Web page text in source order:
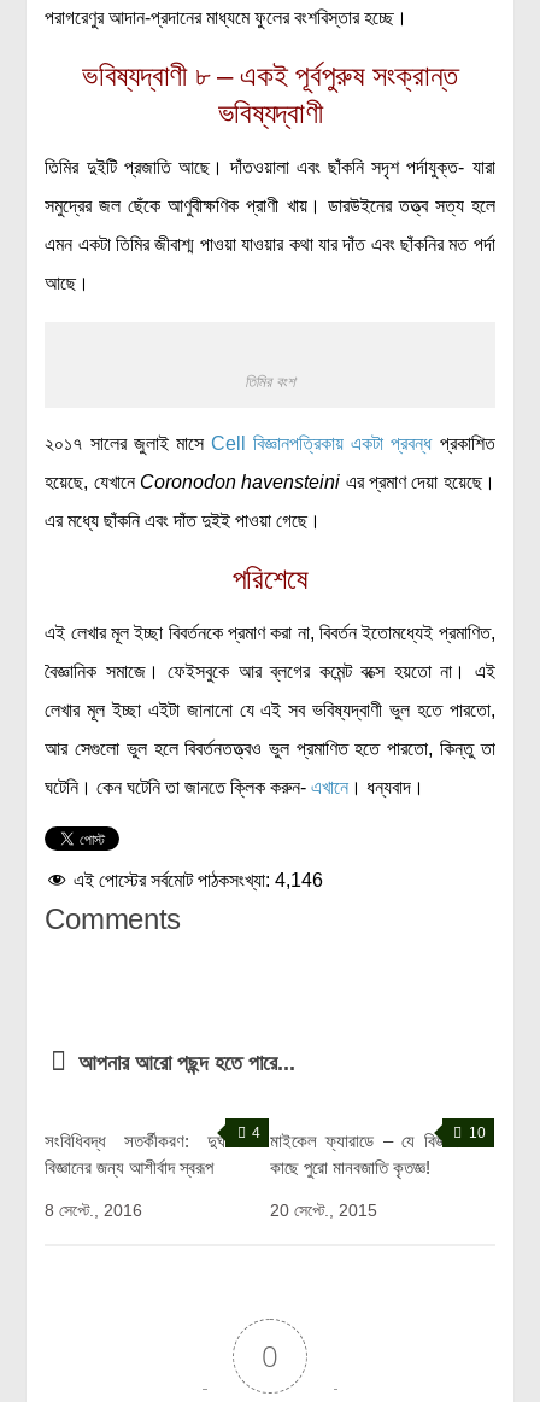
পরাগরেণুর আদান-প্রদানের মাধ্যমে ফুলের বংশবিস্তার হচ্ছে।
ভবিষ্যদ্বাণী ৮ – একই পূর্বপুরুষ সংক্রান্ত
ভবিষ্যদ্বাণী
তিমির দুইটি প্রজাতি আছে। দাঁতওয়ালা এবং ছাঁকনি সদৃশ পর্দাযুক্ত- যারা
সমুদ্রের জল ছেঁকে আণুবীক্ষণিক প্রাণী খায়। ডারউইনের তত্ত্ব সত্য হলে
এমন একটা তিমির জীবাশ্ম পাওয়া যাওয়ার কথা যার দাঁত এবং ছাঁকনির মত পর্দা
আছে।
তিমির বংশ
২০১৭ সালের জুলাই মাসে Cell বিজ্ঞানপত্রিকায় একটা প্রবন্ধপ্রকাশিত
হয়েছে, যেখানেCoronodon havensteini এর প্রমাণ দেয়া হয়েছে।
এর মধ্যে ছাঁকনি এবং দাঁত দুইই পাওয়া গেছে।
পরিশেষে
এই লেখার মূল ইচ্ছা বিবর্তনকে প্রমাণ করা না, বিবর্তন ইতোমধ্যেই প্রমাণিত,
বৈজ্ঞানিক সমাজে। ফেইসবুকে আর ব্লগের কমেন্ট বক্সে হয়তো না। এই
লেখার মূল ইচ্ছা এইটা জানানো যে এই সব ভবিষ্যদ্বাণী ভুল হতে পারতো,
আর সেগুলো ভুল হলে বিবর্তনতত্ত্বও ভুল প্রমাণিত হতে পারতো, কিন্তু তা
ঘটেনি। কেন ঘটেনি তা জানতে ক্লিক করুন-এখানে । ধন্যবাদ।
এই পোস্টের সর্বমোট পাঠকসংখ্যা:4,146
Comments
আপনার আরো পছন্দ হতে পারে...
4
সংবিধিবদ্ধ সতর্কীকরণ: দুর্ঘটনা
বিজ্ঞানের জন্য আশীর্বাদ স্বরূপ
8 সেপ্টে., 2016
10
মাইকেল ফ্যারাডে – যে বিজ্ঞানীর
কাছে পুরো মানবজাতি কৃতজ্ঞ!
20 সেপ্টে., 2015
0